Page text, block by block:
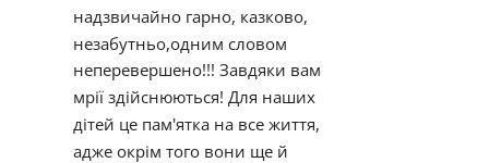
надзвичайно гарно, казково,
незабутньо,одним словом
неперевершено!!! Завдяки вам
мрії здійснюються! Для наших
дітей це пам'ятка на все життя,
адже окрім того вони ще й